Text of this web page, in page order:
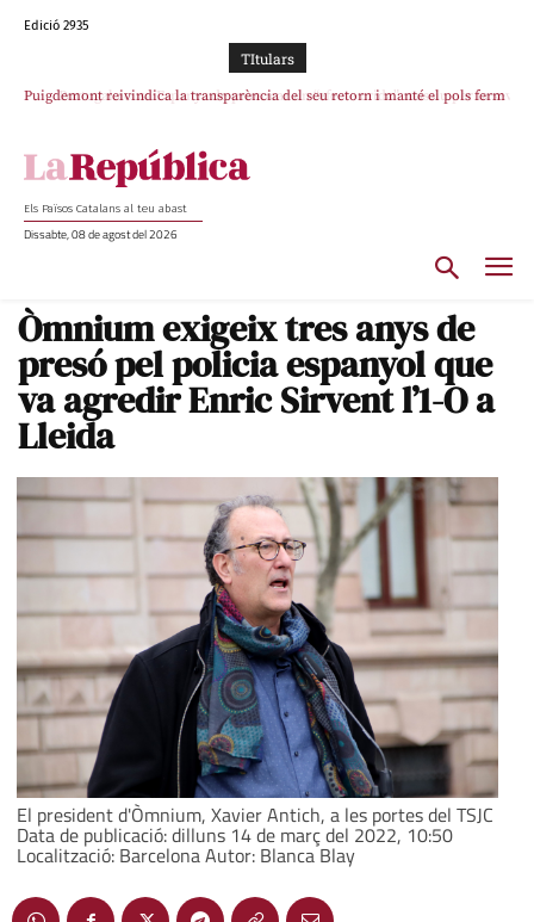
Edició 2935
TItulars
Puigdemont reivindica la transparència del seu retorn i manté el pols ferm
Portugal acusa Espanya de provocar un “efecte crida” massiu per la seva
Els Països Catalans al teu abast
Dissabte, 08 de agost del 2026
Òmnium exigeix tres anys de
presó pel policia espanyol que
va agredir Enric Sirvent l’1-O a
Lleida
El president d'Òmnium, Xavier Antich, a les portes del TSJC
Data de publicació: dilluns 14 de març del 2022, 10:50
Localització: Barcelona Autor: Blanca Blay